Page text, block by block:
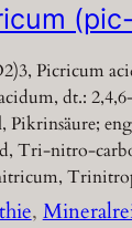
Picricum
dt.:
Tri-nitro-
,